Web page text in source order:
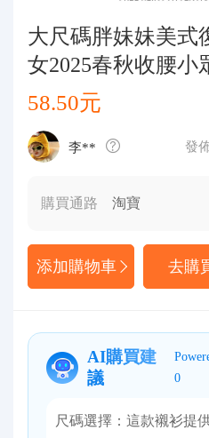
大尺碼胖妹妹美式
女2025春秋收腰小
58.50元
李** 發
購買通路 淘寶
添加購物車 去購
AI購買建
議
0
尺碼選擇：這款襯衫提